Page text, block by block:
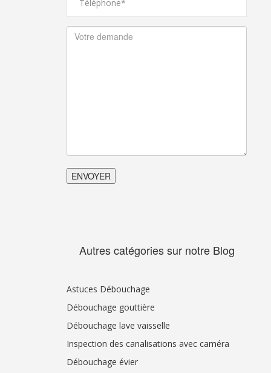
Autres catégories sur notre Blog
Astuces Débouchage
Débouchage gouttière
Débouchage lave vaisselle
Inspection des canalisations avec caméra
Débouchage évier